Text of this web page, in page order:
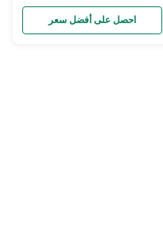
Headlight Lens Product
Paramenters
احصل على أفضل سعر